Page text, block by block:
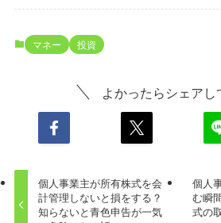
マネー 投資
よかったらシェアし
個人事業主が所有株式を会
計管理しないと損をする？
知らないと青色申告が一気
個人
む瞬
式の